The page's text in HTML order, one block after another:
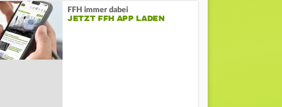
FFH immer dabei
JETZT FFH APP LADEN